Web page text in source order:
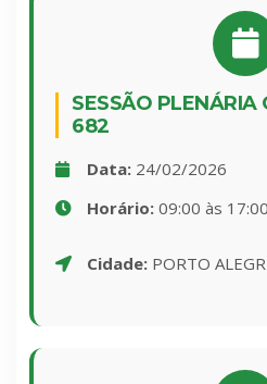
SESSÃO PLENÁRIA
682
Data: 24/02/2026
Horário: 09:00 às 17:00
Cidade: PORTO